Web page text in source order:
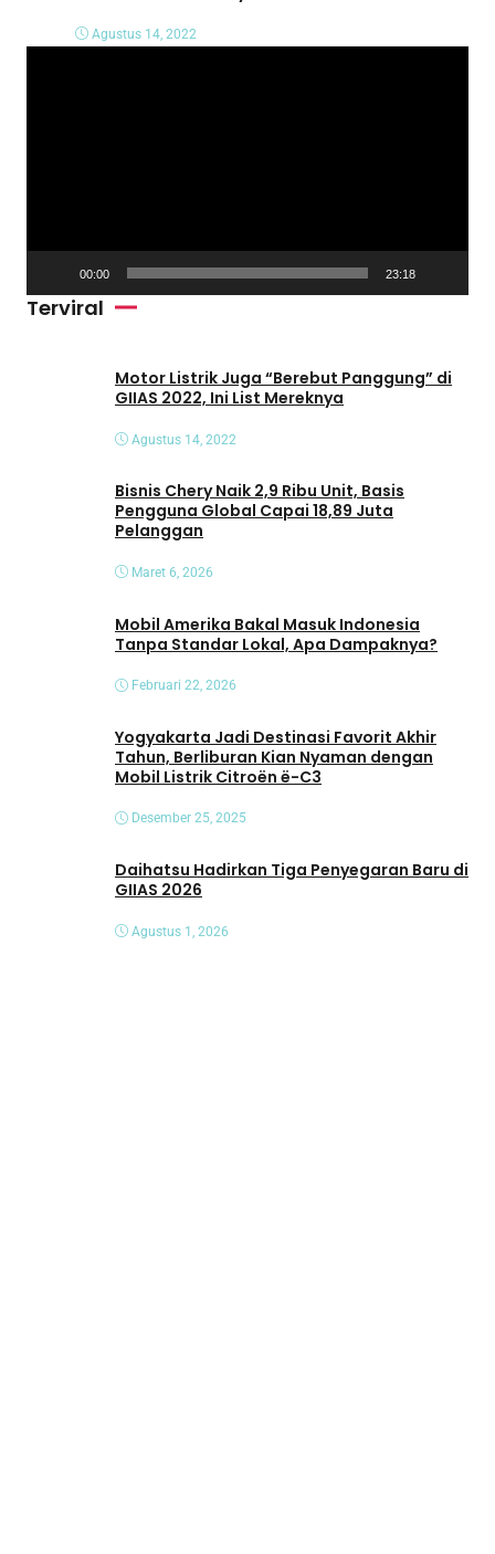
Agustus 14, 2022
d
00:00 23:18
Terviral
Motor Listrik Juga “Berebut Panggung” di
GIIAS 2022, Ini List Mereknya
Agustus 14, 2022
Bisnis Chery Naik 2,9 Ribu Unit, Basis
Pengguna Global Capai 18,89 Juta
Pelanggan
Maret 6, 2026
Mobil Amerika Bakal Masuk Indonesia
Tanpa Standar Lokal, Apa Dampaknya?
Februari 22, 2026
Yogyakarta Jadi Destinasi Favorit Akhir
Tahun, Berliburan Kian Nyaman dengan
Mobil Listrik Citroën ë-C3
Desember 25, 2025
Daihatsu Hadirkan Tiga Penyegaran Baru di
GIIAS 2026
Agustus 1, 2026